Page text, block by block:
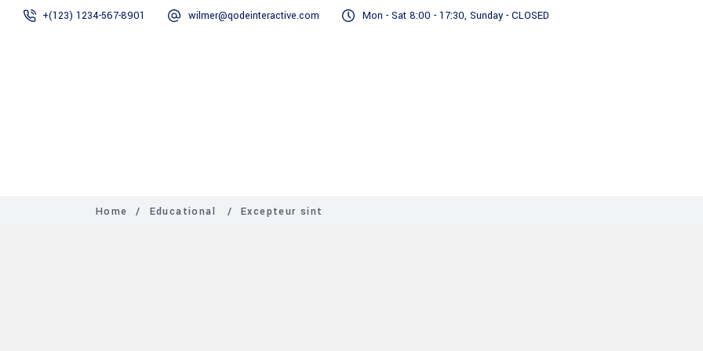
+(123) 1234-567-8901 wilmer@qodeinteractive.com Mon - Sat 8:00 - 17:30, Sunday - CLOSED
Home / Educational /Excepteur sint